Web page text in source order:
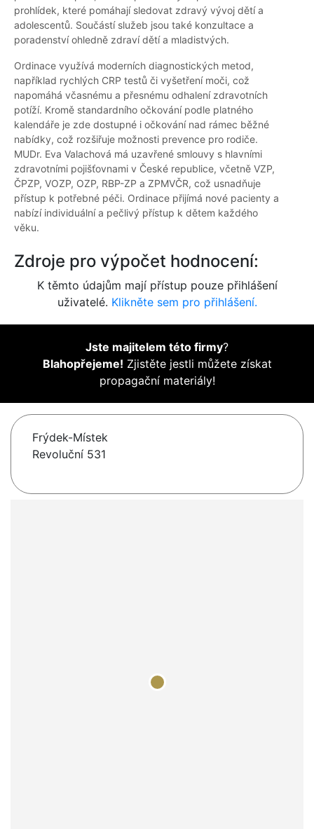
prohlídek, které pomáhají sledovat zdravý vývoj dětí a
adolescentů. Součástí služeb jsou také konzultace a
poradenství ohledně zdraví dětí a mladistvých.
Ordinace využívá moderních diagnostických metod,
například rychlých CRP testů či vyšetření moči, což
napomáhá včasnému a přesnému odhalení zdravotních
potíží. Kromě standardního očkování podle platného
kalendáře je zde dostupné i očkování nad rámec běžné
nabídky, což rozšiřuje možnosti prevence pro rodiče.
MUDr. Eva Valachová má uzavřené smlouvy s hlavními
zdravotními pojišťovnami v České republice, včetně VZP,
ČPZP, VOZP, OZP, RBP-ZP a ZPMVČR, což usnadňuje
přístup k potřebné péči. Ordinace přijímá nové pacienty a
nabízí individuální a pečlivý přístup k dětem každého
věku.
Zdroje pro výpočet hodnocení:
K těmto údajům mají přístup pouze přihlášení
uživatelé. Klikněte sem pro přihlášení.
Jste majitelem této firmy?
Blahopřejeme! Zjistěte jestli můžete získat
propagační materiály!
Frýdek-Místek
Revoluční 531